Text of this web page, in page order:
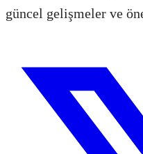
güncel gelişmeler ve